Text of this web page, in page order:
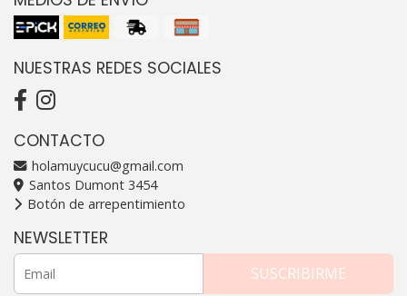
NUESTRAS REDES SOCIALES
CONTACTO
holamuycucu@gmail.com
Santos Dumont 3454
Botón de arrepentimiento
NEWSLETTER
SUSCRIBIRME